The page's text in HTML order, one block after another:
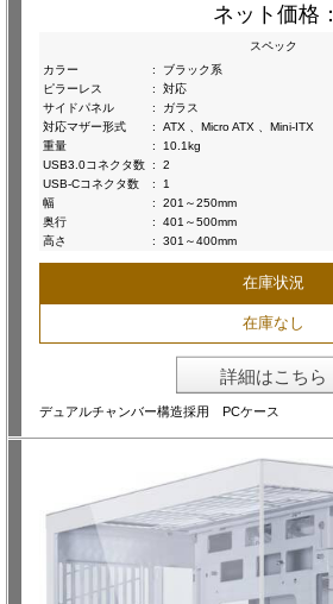
ネット価格：
スペック
カラー
:
ブラック系
ピラーレス
:
対応
サイドパネル
:
ガラス
対応マザー形式
:
ATX 、Micro ATX 、Mini-ITX
重量
:
10.1kg
USB3.0コネクタ数 :
2
USB-Cコネクタ数
:
1
幅
:
201～250mm
奥行
:
401～500mm
高さ
: 301～400mm
在庫状況
在庫なし
詳細はこちら
デュアルチャンバー構造採用 PCケース